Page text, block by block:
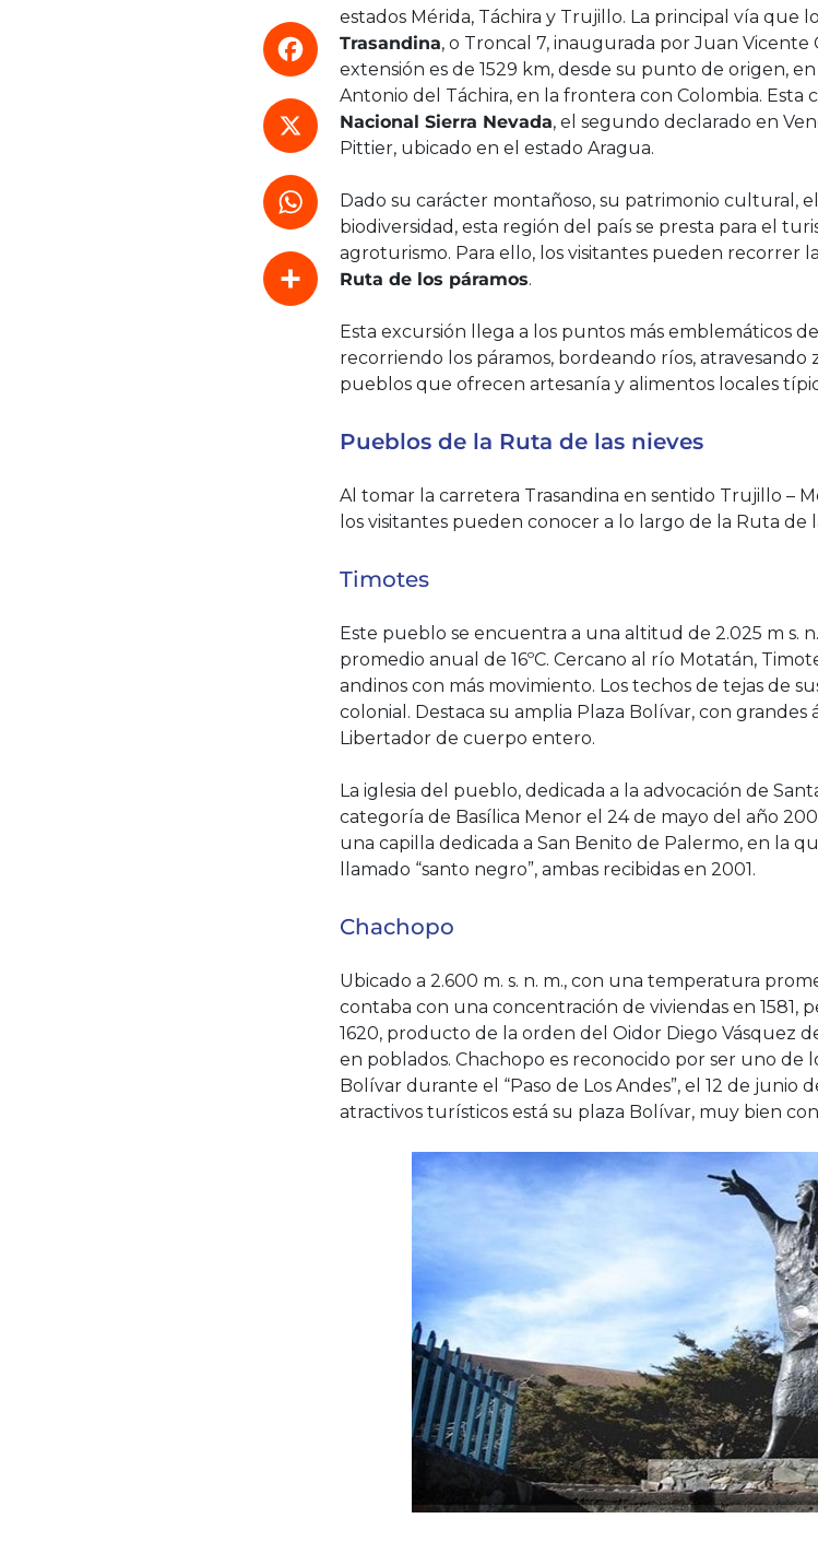
Facebook
X
WhatsApp
Compartir
estados Mérida, Táchira y Trujillo. La principal vía que
Trasandina, o Troncal 7, inaugurada por Juan Vicente
extensión es de 1529 km, desde su punto de origen, en
Antonio del Táchira, en la frontera con Colombia. Esta
Nacional Sierra Nevada, el segundo declarado en
Pittier, ubicado en el estado Aragua.
Dado su carácter montañoso, su patrimonio cultural,
biodiversidad, esta región del país se presta para el
agroturismo. Para ello, los visitantes pueden recorrer
Ruta de los páramos.
Esta excursión llega a los puntos más emblemáticos
recorriendo los páramos, bordeando ríos, atravesando
pueblos que ofrecen artesanía y alimentos locales
Pueblos de la Ruta de las nieves
Al tomar la carretera Trasandina en sentido Trujillo –
los visitantes pueden conocer a lo largo de la Ruta de
Timotes
Este pueblo se encuentra a una altitud de 2.025 m s.
promedio anual de 16ºC. Cercano al río Motatán,
andinos con más movimiento. Los techos de tejas de
colonial. Destaca su amplia Plaza Bolívar, con grandes
Libertador de cuerpo entero.
La iglesia del pueblo, dedicada a la advocación de
categoría de Basílica Menor el 24 de mayo del año
una capilla dedicada a San Benito de Palermo, en la
llamado “santo negro”, ambas recibidas en 2001.
Chachopo
Ubicado a 2.600 m. s. n. m., con una temperatura
contaba con una concentración de viviendas en
1620, producto de la orden del Oidor Diego Vásquez
en poblados. Chachopo es reconocido por ser uno de
Bolívar durante el “Paso de Los Andes”, el 12 de junio
atractivos turísticos está su plaza Bolívar, muy bien